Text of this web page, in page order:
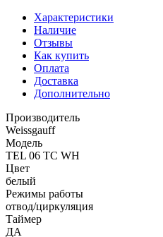
Характеристики
Наличие
Отзывы
Как купить
Оплата
Доставка
Дополнительно
Производитель
Weissgauff
Модель
TEL 06 TC WH
Цвет
белый
Режимы работы
отвод/циркуляция
Таймер
ДА